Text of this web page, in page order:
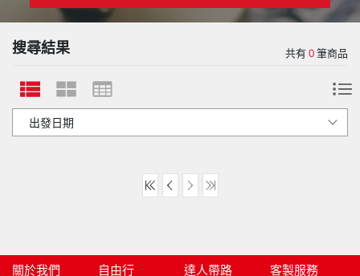
搜尋結果 共有0筆商品
關於我們 自由行 達人帶路 客製服務